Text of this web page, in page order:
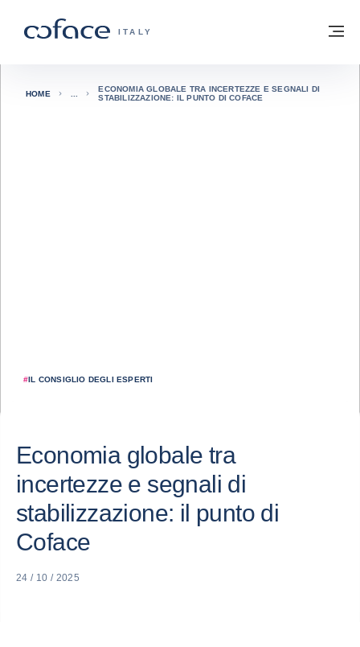
COFACE FOR TRADE - GROUP WEBSITE
ITALY
Torna alla Homepage
#IL CONSIGLIO DEGLI ESPERTI
HOME
ECONOMIA GLOBALE TRA INCERTEZZE E SEGNALI DI
STABILIZZAZIONE: IL PUNTO DI COFACE
Economia globale tra
incertezze e segnali di
stabilizzazione: il punto di
Coface
24 / 10 / 2025